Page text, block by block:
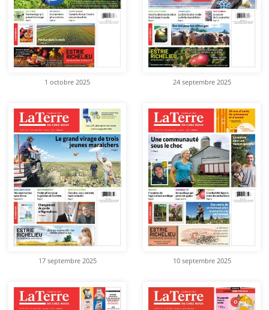
1 octobre 2025 24 septembre 2025
17 septembre 2025 10 septembre 2025